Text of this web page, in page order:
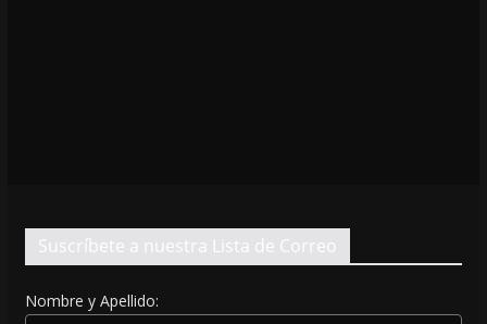
Suscríbete a nuestra Lista de Correo
Nombre y Apellido: